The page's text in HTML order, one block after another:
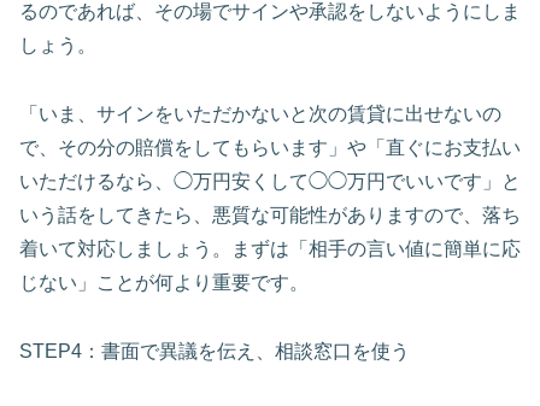
るのであれば、その場でサインや承認をしないようにしま
しょう。
「いま、サインをいただかないと次の賃貸に出せないの
で、その分の賠償をしてもらいます」や「直ぐにお支払い
いただけるなら、◯万円安くして◯◯万円でいいです」と
いう話をしてきたら、悪質な可能性がありますので、落ち
着いて対応しましょう。まずは「相手の言い値に簡単に応
じない」ことが何より重要です。
STEP4：書面で異議を伝え、相談窓口を使う